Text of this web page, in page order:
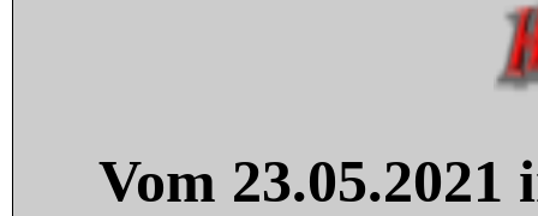
Vom